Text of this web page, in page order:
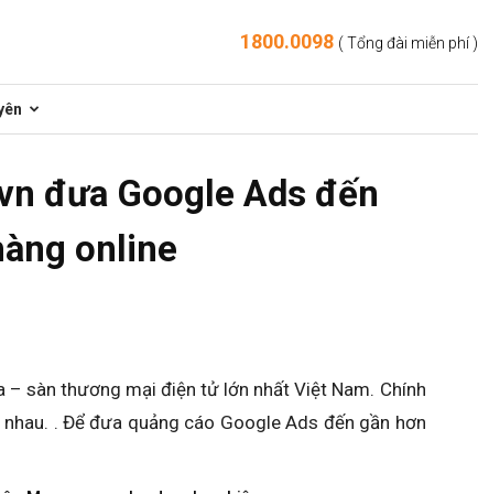
1800.0098 ( Tổng đài miễn phí )
đưa Google Ads đến
online
sàn thương mại điện tử lớn nhất Việt Nam. Chính
. Để đưa quảng cáo Google Ads đến gần hơn